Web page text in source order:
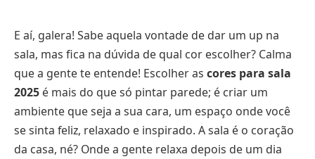
E aí, galera! Sabe aquela vontade de dar um up na
sala, mas fica na dúvida de qual cor escolher? Calma
que a gente te entende! Escolher as cores para sala
2025 é mais do que só pintar parede; é criar um
ambiente que seja a sua cara, um espaço onde você
se sinta feliz, relaxado e inspirado. A sala é o coração
da casa, né? Onde a gente relaxa depois de um dia